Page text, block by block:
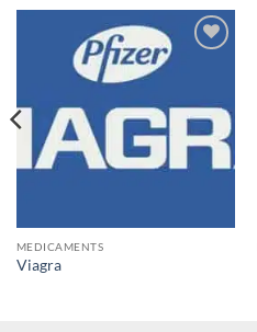
deseos
MEDICAMENTS
Viagra